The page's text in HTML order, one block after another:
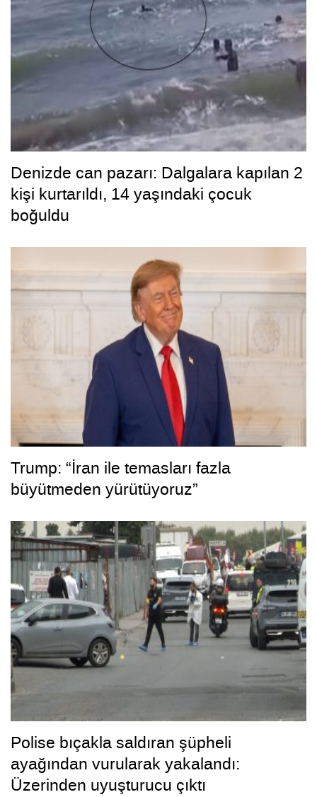
Denizde can pazarı: Dalgalara kapılan 2
kişi kurtarıldı, 14 yaşındaki çocuk
boğuldu
Trump: “İran ile temasları fazla
büyütmeden yürütüyoruz”
Polise bıçakla saldıran şüpheli
ayağından vurularak yakalandı:
Üzerinden uyuşturucu çıktı